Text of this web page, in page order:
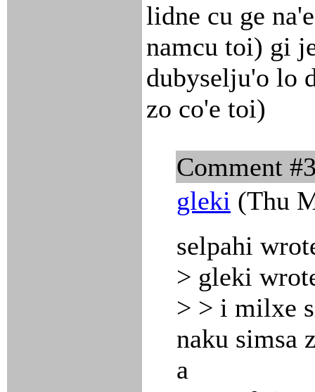
lidne cu ge
namcu toi) gi
dubyselju'o lo
zo co'e toi)
Comment
gleki (Thu
selpahi
> gleki
> > i milxe
naku simsa
a